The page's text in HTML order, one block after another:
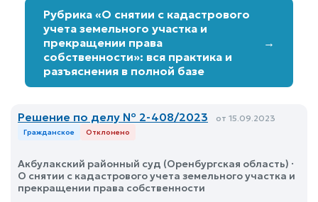
Рубрика «О снятии с кадастрового
учета земельного участка и
прекращении права
собственности»: вся практика и
разъяснения в полной базе
→
Решение по делу № 2-408/2023 от 15.09.2023
Гражданское Отклонено
Акбулакский районный суд (Оренбургская область) ·
О снятии с кадастрового учета земельного участка и
прекращении права собственности